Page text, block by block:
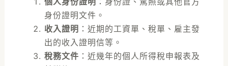
身份證明文件。
收入證明 ：近期的工資單、稅單、雇主發
出的收入證明信等。
稅務文件 ：近幾年的個人所得稅申報表及